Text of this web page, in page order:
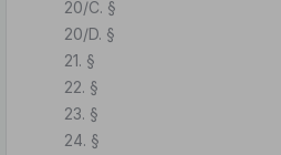
20/C. §
20/D. §
21. §
22. §
23. §
24. §